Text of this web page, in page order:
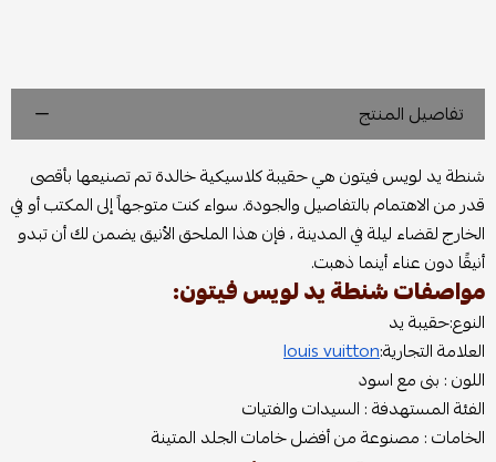
تفاصيل المنتج
شنطة يد لويس فيتون هي حقيبة كلاسيكية خالدة تم تصنيعها بأقصى
قدر من الاهتمام بالتفاصيل والجودة. سواء كنت متوجهاً إلى المكتب أو في
الخارج لقضاء ليلة في المدينة ، فإن هذا الملحق الأنيق يضمن لك أن تبدو
أنيقًا دون عناء أينما ذهبت.
مواصفات شنطة يد لويس فيتون:
النوع:حقيبة يد
العلامة التجارية:louis vuitton
اللون : بنى مع اسود
الفئة المستهدفة : السيدات والفتيات
الخامات : مصنوعة من أفضل خامات الجلد المتينة